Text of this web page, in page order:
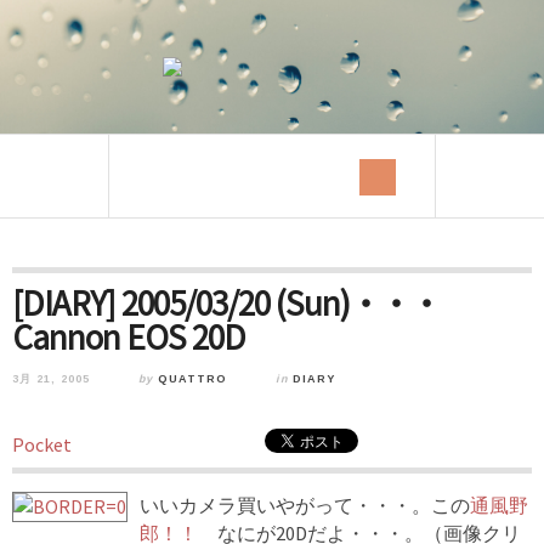
[DIARY] 2005/03/20 (Sun)・・・
Cannon EOS 20D
3月 21, 2005 by QUATTRO in DIARY
Pocket
いいカメラ買いやがって・・・。この通風野
郎！！
なにが20Dだよ・・・。（画像クリ